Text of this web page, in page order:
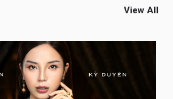
View All